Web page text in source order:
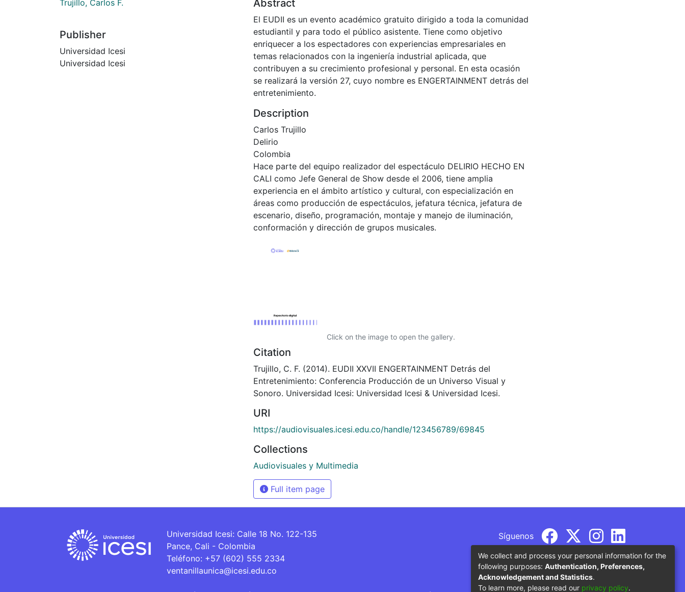
Trujillo, Carlos F.
Publisher
Universidad Icesi
Universidad Icesi
Abstract
El EUDII es un evento académico gratuito dirigido a toda la comunidad
estudiantil y para todo el público asistente. Tiene como objetivo
enriquecer a los espectadores con experiencias empresariales en
temas relacionados con la ingeniería industrial aplicada, que
contribuyen a su crecimiento profesional y personal. En esta ocasión
se realizará la versión 27, cuyo nombre es ENGERTAINMENT detrás del
entretenimiento.
Description
Carlos Trujillo
Delirio
Colombia
Hace parte del equipo realizador del espectáculo DELIRIO HECHO EN
CALI como Jefe General de Show desde el 2006, tiene amplia
experiencia en el ámbito artístico y cultural, con especialización en
áreas como producción de espectáculos, jefatura técnica, jefatura de
escenario, diseño, programación, montaje y manejo de iluminación,
conformación y dirección de grupos musicales.
Click on the image to open the gallery.
Citation
Trujillo, C. F. (2014). EUDII XXVII ENGERTAINMENT Detrás del
Entretenimiento: Conferencia Producción de un Universo Visual y
Sonoro. Universidad Icesi: Universidad Icesi & Universidad Icesi.
URI
https://audiovisuales.icesi.edu.co/handle/123456789/69845
Collections
Audiovisuales y Multimedia
Full item page
Universidad Icesi: Calle 18 No. 122-135
Pance, Cali - Colombia
Teléfono: +57 (602) 555 2334
ventanillaunica@icesi.edu.co
Síguenos
We collect and process your personal information for the
following purposes: Authentication, Preferences,
Acknowledgement and Statistics.
To learn more, please read our privacy policy.